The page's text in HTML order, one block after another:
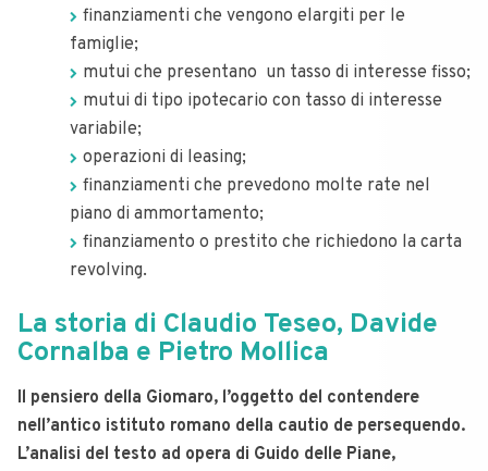
finanziamenti che vengono elargiti per le
famiglie;
mutui che presentano un tasso di interesse fisso;
mutui di tipo ipotecario con tasso di interesse
variabile;
operazioni di leasing;
finanziamenti che prevedono molte rate nel
piano di ammortamento;
finanziamento o prestito che richiedono la carta
revolving.
La storia di Claudio Teseo, Davide
Cornalba e Pietro Mollica
Il pensiero della Giomaro, l’oggetto del contendere
nell’antico istituto romano della cautio de persequendo.
L’analisi del testo ad opera di Guido delle Piane,